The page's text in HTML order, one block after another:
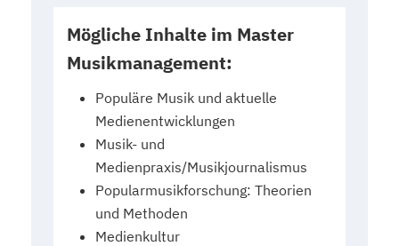
Mögliche Inhalte im Master
Musikmanagement:
Populäre Musik und aktuelle
Medienentwicklungen
Musik- und
Medienpraxis/Musikjournalismus
Popularmusikforschung: Theorien
und Methoden
Medienkultur